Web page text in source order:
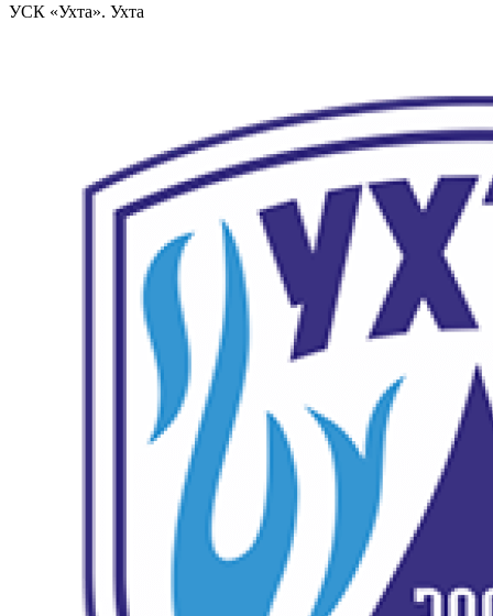
УСК «Ухта». Ухта